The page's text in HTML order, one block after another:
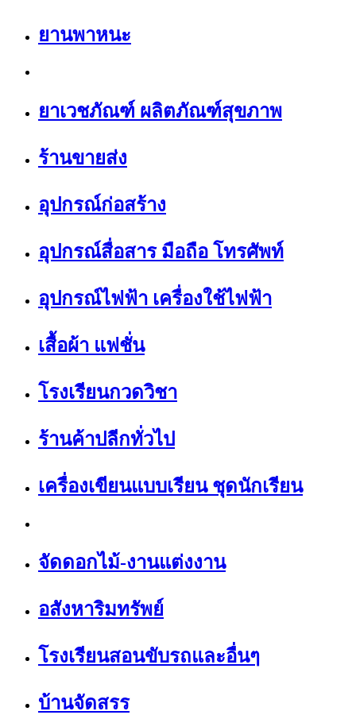
ยานพาหนะ
ยาเวชภัณฑ์ ผลิตภัณฑ์สุขภาพ
ร้านขายส่ง
อุปกรณ์ก่อสร้าง
อุปกรณ์สื่อสาร มือถือ โทรศัพท์
อุปกรณ์ไฟฟ้า เครื่องใช้ไฟฟ้า
เสื้อผ้า แฟชั่น
โรงเรียนกวดวิชา
ร้านค้าปลีกทั่วไป
เครื่องเขียนแบบเรียน ชุดนักเรียน
จัดดอกไม้-งานแต่งงาน
อสังหาริมทรัพย์
โรงเรียนสอนขับรถและอื่นๆ
บ้านจัดสรร